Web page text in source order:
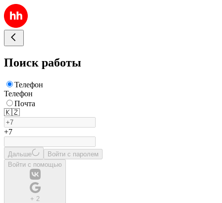
Поиск работы
Телефон
Телефон
Почта
🇰🇿
+7
Дальше
Войти с паролем
Войти с помощью
+ 2